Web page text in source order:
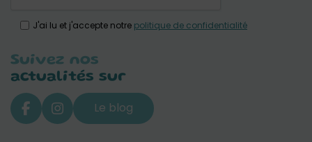
J'ai lu et j'accepte notre politique de confidentialité
Suivez nos
actualités sur
Le blog